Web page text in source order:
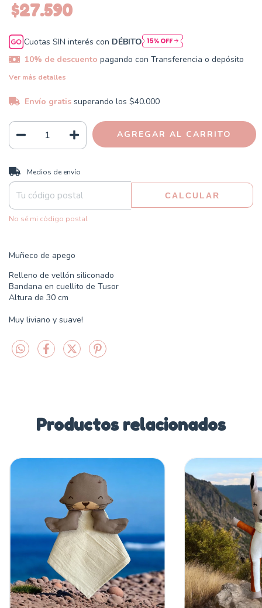
$27.590
Cuotas SIN interés con DÉBITO
10% de descuento pagando con Transferencia o depósito
Ver más detalles
Envío gratis superando los $40.000
Entregas para el CP:
Medios de envío
CALCULAR
No sé mi código postal
Muñeco de apego
Relleno de vellón siliconado
Bandana en cuellito de Tusor
Altura de 30 cm
Muy liviano y suave!
Productos relacionados